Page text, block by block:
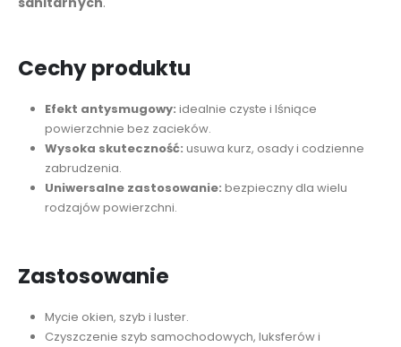
Cechy produktu
Efekt antysmugowy: idealnie czyste i lśniące
powierzchnie bez zacieków.
Wysoka skuteczność: usuwa kurz, osady i codzienne
zabrudzenia.
Uniwersalne zastosowanie: bezpieczny dla wielu
rodzajów powierzchni.
Zastosowanie
Mycie okien, szyb i luster.
Czyszczenie szyb samochodowych, luksferów i